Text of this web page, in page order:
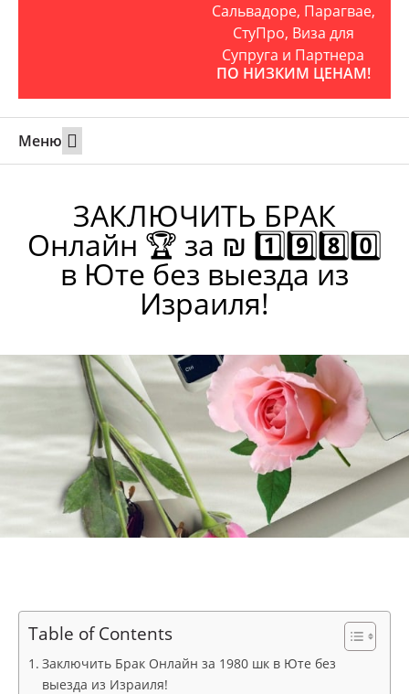
Сальвадоре, Парагвае,
СтуПро, Виза для
Супруга и Партнера
ПО НИЗКИМ ЦЕНАМ!
Меню
ЗАКЛЮЧИТЬ БРАК
Онлайн 🏆 за ₪ 1️⃣9️⃣8️⃣0️⃣
в Юте без выезда из
Израиля!
Table of Contents
Заключить Брак Онлайн за 1980 шк в Юте без
выезда из Израиля!